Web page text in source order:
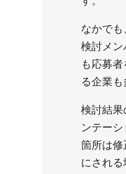
なかでも
検討メン
も応募
る企業も
検討結果
ンテー
箇所は修
にされる